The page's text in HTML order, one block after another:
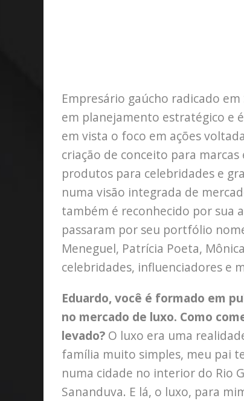
Empresário gaúcho radicado
em planejamento estratégico e
em vista o foco em ações
criação de conceito para marcas
produtos para celebridades e
numa visão integrada de
também é reconhecido por sua
passaram por seu portfólio
Meneguel, Patrícia Poeta,
celebridades, influenciadores e
Eduardo, você é formado em
no mercado de luxo. Como
levado? O luxo era uma
família muito simples, meu pai
numa cidade no interior do Rio
Sananduva. E lá, o luxo, para